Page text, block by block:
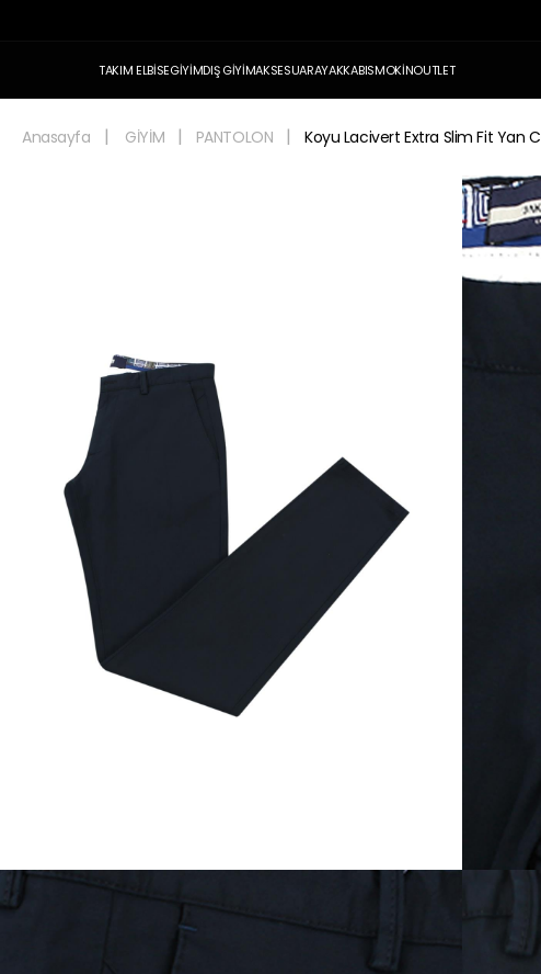
TAKIM ELBİSEGİYİMDIŞ GİYİMAKSESUARAYAKKABISMOKİNOUTLET
Anasayfa GİYİM PANTOLON Koyu Lacivert Extra Slim Fit Yan